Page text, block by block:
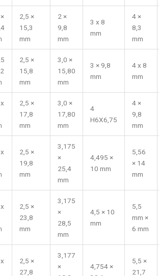
2,5 ×
15,3
mm
2 ×
9,8
mm
3 x 8
mm
4 ×
8,3
mm
2,5 ×
15,8
mm
3,0 ×
15,80
mm
3 × 9,8
mm
4 x 8
mm
2,5 ×
17,8
mm
3,0 ×
17,80
mm
4
H6X6,75
4 ×
9,8
mm
2,5 ×
19,8
mm
3,175
×
25,4
mm
4,495 ×
10 mm
5,56
× 14
mm
2,5 ×
23,8
mm
3,175
×
28,5
mm
4,5 × 10
mm
5,5
mm ×
6 mm
2,5 ×
27,8
3,177
×
4,754 ×
5,5 ×
21,7